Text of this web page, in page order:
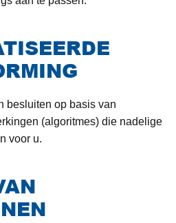
besluiten op basis van
(algoritmes) die nadelige
voor u.